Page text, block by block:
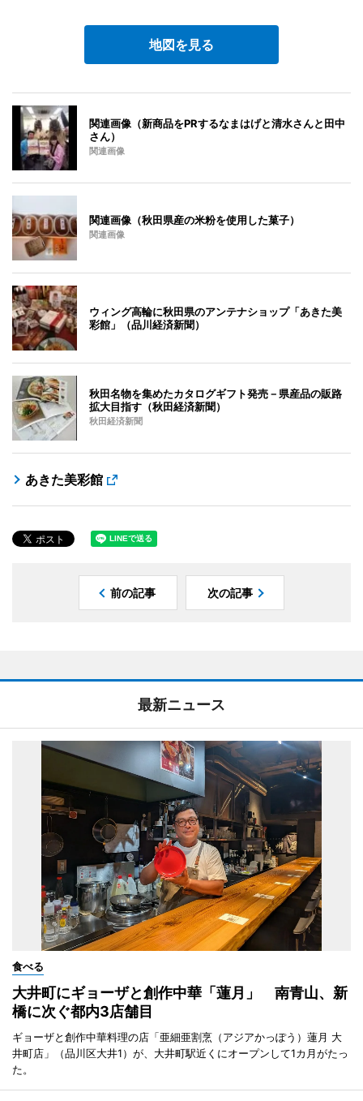
地図を見る
関連画像（新商品をPRするなまはげと清水さんと田中
さん）
関連画像
関連画像（秋田県産の米粉を使用した菓子）
関連画像
ウィング高輪に秋田県のアンテナショップ「あきた美
彩館」（品川経済新聞）
秋田名物を集めたカタログギフト発売－県産品の販路
拡大目指す（秋田経済新聞）
秋田経済新聞
あきた美彩館
前の記事 次の記事
最新ニュース
食べる
大井町にギョーザと創作中華「蓮月」 南青山、新
橋に次ぐ都内3店舗目
ギョーザと創作中華料理の店「亜細亜割烹（アジアかっぽう）蓮月 大
井町店」（品川区大井1）が、大井町駅近くにオープンして1カ月がたっ
た。